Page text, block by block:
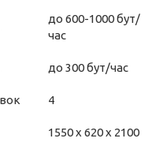
до 600-1000 бут/
час
до 300 бут/час
4
1550 х 620 х 2100